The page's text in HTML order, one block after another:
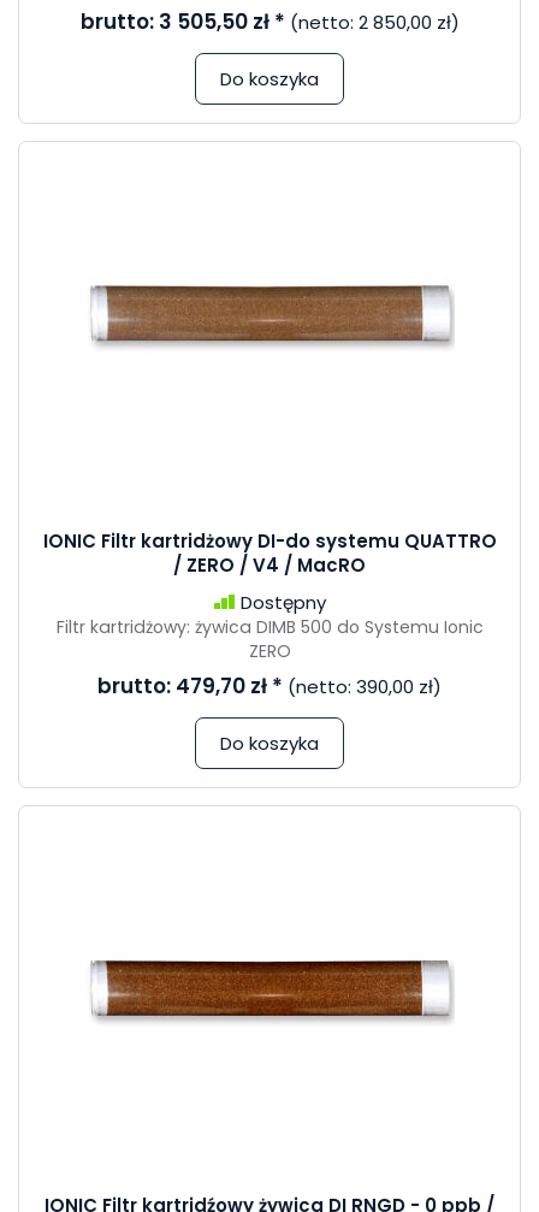
brutto: 3 505,50 zł* (netto: 2 850,00 zł)
Do koszyka
IONIC Filtr kartridżowy DI-do systemu QUATTRO
/ ZERO / V4 / MacRO
Dostępny
Filtr kartridżowy: żywica DIMB 500 do Systemu Ionic
ZERO
brutto: 479,70 zł * (netto: 390,00 zł)
Do koszyka
IONIC Filtr kartridźowy żywica DI RNGD - 0 ppb /